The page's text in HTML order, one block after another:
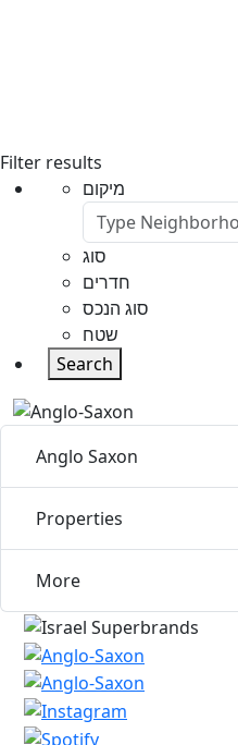
Filter results
מיקום
סוג
חדרים
סוג הנכס
שטח
Search
Anglo Saxon
Properties
More